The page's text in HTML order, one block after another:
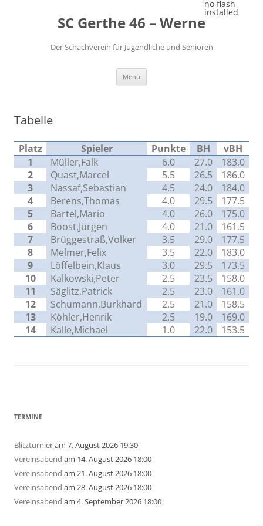
SC Gerthe 46 – Werne
Der Schachverein für Jugendliche und Senioren
Menü
Tabelle
Platz Spieler Punkte BH
vBH
1
Müller,Falk 6.0 27.0
183.0
2
Quast,Marcel 5.5 26.5
186.0
3
Nassaf,Sebastian 4.5 24.0
184.0
4
Berens,Thomas 4.0 29.5
177.5
5
Bartel,Mario 4.0 26.0
175.0
6
Boost,Jürgen 4.0 21.0
161.5
7
Brüggestraß,Volker 3.5 29.0
177.5
8
Melmer,Felix 3.5 22.0
183.0
9
Löffelbein,Klaus 3.0 29.5
173.5
10
Kalkowski,Peter 2.5 23.5
158.0
11
Säglitz,Patrick 2.5 23.0
161.0
12
Schumann,Burkhard 2.5 21.0
158.5
13
Köhler,Henrik 2.5 19.0
169.0
14
Kalle,Michael 1.0 22.0 153.5
TERMINE
Blitzturnieram 7. August 2026 19:30
Vereinsabend am 14. August 2026 18:00
Vereinsabend am 21. August 2026 18:00
Vereinsabend am 28. August 2026 18:00
Vereinsabend am 4. September 2026 18:00
no flash
installed